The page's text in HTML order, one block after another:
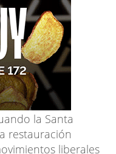
la Santa
restauración
liberales